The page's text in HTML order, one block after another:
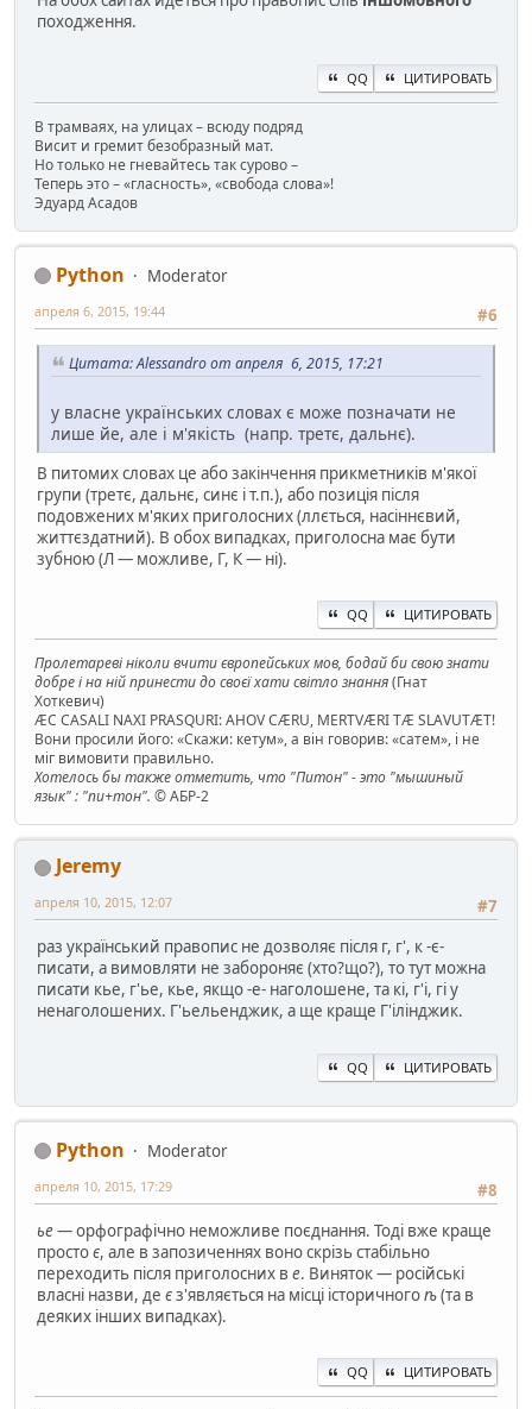
походження.
QQ ЦИТИРОВАТЬ
В трамваях, на улицах – всюду подряд
Висит и гремит безобразный мат.
Но только не гневайтесь так сурово –
Теперь это – «гласность», «свобода слова»!
Эдуард Асадов
Python
Moderator
#6
апреля 6, 2015, 19:44
Цитата: Alessandro от апреля 6, 2015, 17:21
у власне українських словах є може позначати не
лише йе, але і м'якість (напр. третє, дальнє).
В питомих словах це або закінчення прикметників м'якої
групи (третє, дальнє, синє і т.п.), або позиція після
подовжених м'яких приголосних (ллється, насіннєвий,
життєздатний). В обох випадках, приголосна має бути
зубною (Л — можливе, Г, К — ні).
QQ ЦИТИРОВАТЬ
Пролетареві ніколи вчити європейських мов, бодай би свою знати
добре і на ній принести до своєї хати світло знання(Гнат
Хоткевич)
ÆC CASALI NAXI PRASQURI: AHOV CÆRU, MERTVÆRI TÆ SLAVUTÆT!
Вони просили його: «Скажи: кетум», а він говорив: «сатем», і не
міг вимовити правильно.
Хотелось бы также отметить, что "Питон" - это "мышиный
язык" : "пи+тон". © АБР-2
Jeremy
#7
апреля 10, 2015, 12:07
раз український правопис не дозволяє після г, г', к -є-
писати, а вимовляти не забороняє (хто?що?), то тут можна
писати кье, г'ье, кье, якщо -е- наголошене, та кі, г'і, гі у
ненаголошених. Г'ьельенджик, а ще краще Г'ілінджик.
QQ ЦИТИРОВАТЬ
Python
Moderator
#8
апреля 10, 2015, 17:29
ье— орфографічно неможливе поєднання. Тоді вже краще
простоє, але в запозиченнях воно скрізь стабільно
переходить після приголосних в е. Виняток — російські
власні назви, де єз'являється на місці історичногоѣ(та в
деяких інших випадках).
QQ ЦИТИРОВАТЬ